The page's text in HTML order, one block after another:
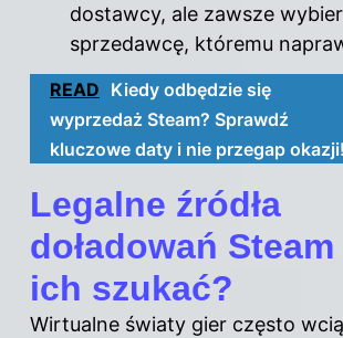
dostawcy, ale zawsze
sprzedawcę, któremu
READ Kiedy odbędzie się
wyprzedaż Steam? Sprawdź
kluczowe daty i nie przegap okazji!
Legalne źródła
doładowań
ich szukać?
Wirtualne światy gier często